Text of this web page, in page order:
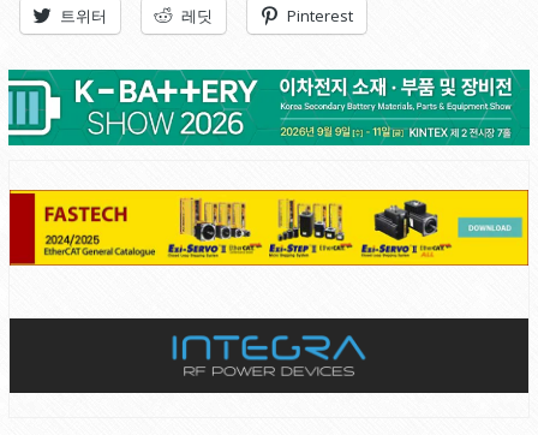
트위터 레딧 Pinterest